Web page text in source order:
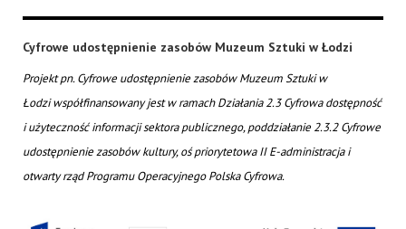
Cyfrowe udostępnienie zasobów Muzeum Sztuki w Łodzi
Projekt pn. Cyfrowe udostępnienie zasobów Muzeum Sztuki w
Łodzi współfinansowany jest w ramach Działania 2.3 Cyfrowa dostępność
i użyteczność informacji sektora publicznego, poddziałanie 2.3.2 Cyfrowe
udostępnienie zasobów kultury, oś priorytetowa II E-administracja i
otwarty rząd Programu Operacyjnego Polska Cyfrowa.